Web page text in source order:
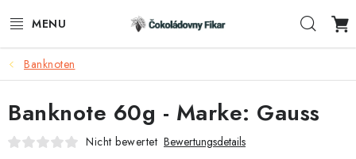
Inhalt
E-SHOP
WERBEARTIKEL
INFORMACE
Banknoten
Banknote 60g - Marke: Gauss
Nicht bewertet Bewertungsdetails